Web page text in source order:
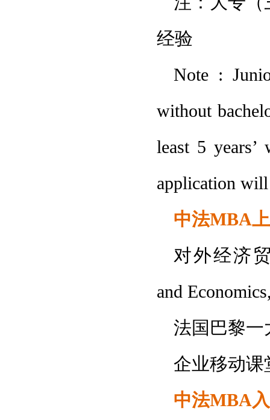
经验
Note :
without
least 5 years’
application will
中法MBA
对外经济贸
and
法国巴黎一
企业移动课
中法MBA